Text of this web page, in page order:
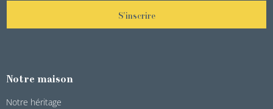
S'inscrire
Notre maison
Notre héritage